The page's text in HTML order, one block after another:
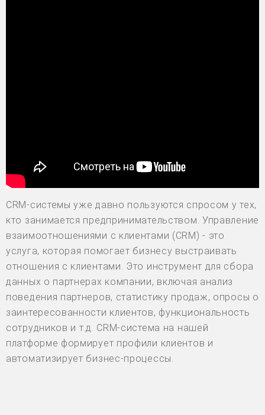
CRM-системы уже давно пользуются спросом у тех,
кто занимается предпринимательством. Управление
взаимоотношениями с клиентами (CRM) - это
услуга, которая помогает бизнесу выстраивать
отношения с клиентами. Это инструмент для сбора
данных о партнерах компании, включая анализ
поведения партнеров, статистику продаж, опросы о
заинтересованности клиентов, функциональность
сотрудников и т.д. CRM-система на нашей
платформе формирует профили клиентов и
автоматизирует бизнес-процессы.